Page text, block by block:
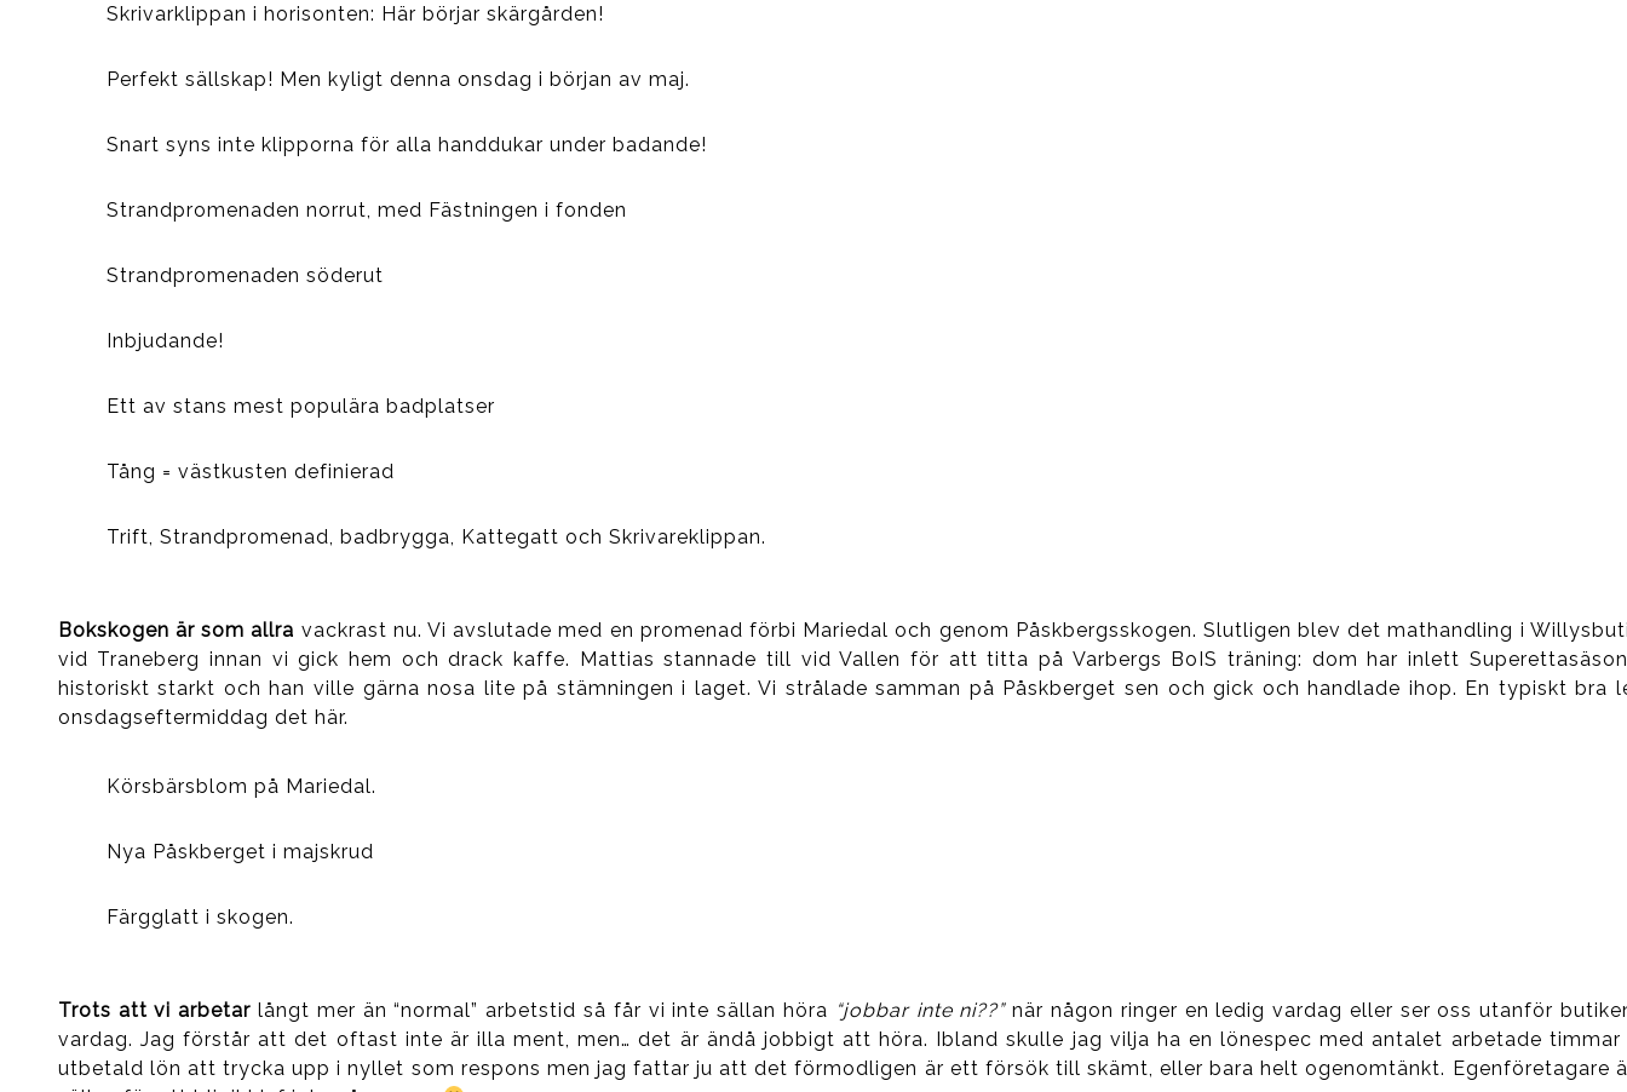
Skrivarklippan i horisonten: Här börjar skärgården!
Perfekt sällskap! Men kyligt denna onsdag i början av maj.
Snart syns inte klipporna för alla handdukar under badande!
Strandpromenaden norrut, med Fästningen i fonden
Strandpromenaden söderut
Inbjudande!
Ett av stans mest populära badplatser
Tång = västkusten definierad
Trift, Strandpromenad, badbrygga, Kattegatt och Skrivareklippan.
Bokskogen är som allra vackrast nu. Vi avslutade med en promenad förbi Mariedal och genom Påskbergsskogen. Slutligen blev det mathandling i
vid Traneberg innan vi gick hem och drack kaffe. Mattias stannade till vid Vallen för att titta på Varbergs BoIS träning: dom har inlett
historiskt starkt och han ville gärna nosa lite på stämningen i laget. Vi strålade samman på Påskberget sen och gick och handlade ihop. En typiskt bra
onsdagseftermiddag det här.
Körsbärsblom på Mariedal.
Nya Påskberget i majskrud
Färgglatt i skogen.
Trots att vi arbetarlångt mer än “normal” arbetstid så får vi inte sällan höra “jobbar inte ni??”när någon ringer en ledig vardag eller ser oss utanför
vardag. Jag förstår att det oftast inte är illa ment, men… det är ändå jobbigt att höra. Ibland skulle jag vilja ha en lönespec med antalet arbetade timmar
utbetald lön att trycka upp i nyllet som respons men jag fattar ju att det förmodligen är ett försök till skämt, eller bara helt ogenomtänkt. Egenföretagare